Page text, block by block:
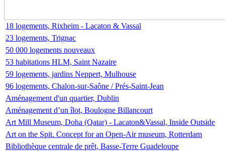
18 logements, Rixheim - Lacaton & Vassal
23 logements, Trignac
50 000 logements nouveaux
53 habitations HLM, Saint Nazaire
59 logements, jardins Neppert, Mulhouse
96 logements, Chalon-sur-Saône / Prés-Saint-Jean
Aménagement d'un quartier, Dublin
Aménagement d’un îlot, Boulogne Billancourt
Art Mill Museum, Doha (Qatar) - Lacaton&Vassal, Inside Outside
Art on the Spit. Concept for an Open-Air museum, Rotterdam
Bibliothèque centrale de prêt, Basse-Terre Guadeloupe